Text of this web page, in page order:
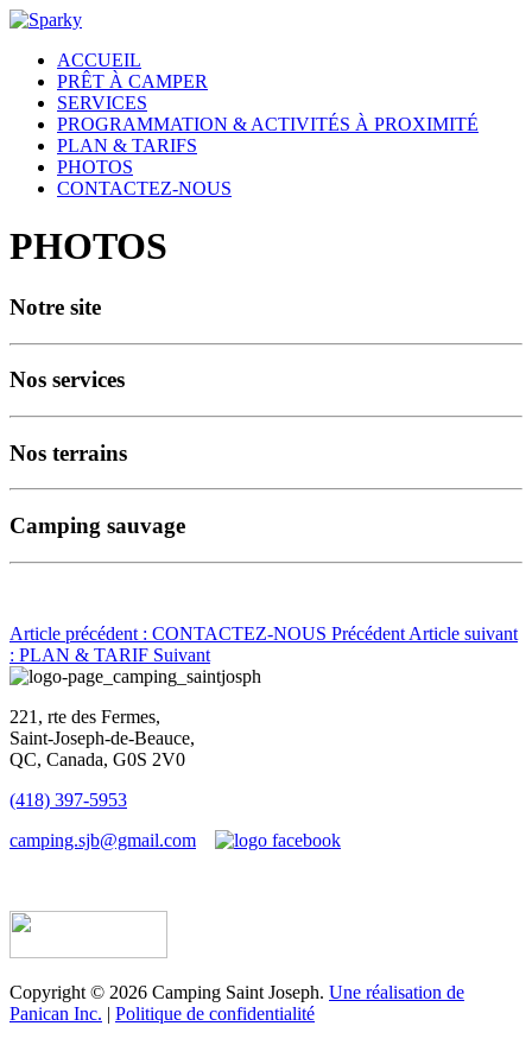
ACCUEIL
PRÊT À CAMPER
SERVICES
PROGRAMMATION & ACTIVITÉS À PROXIMITÉ
PLAN & TARIFS
PHOTOS
CONTACTEZ-NOUS
PHOTOS
Notre site
Nos services
Nos terrains
Camping sauvage
Article précédent : CONTACTEZ-NOUS Précédent Article suivant
: PLAN & TARIF Suivant
221, rte des Fermes,
Saint-Joseph-de-Beauce,
QC, Canada, G0S 2V0
(418) 397-5953
camping.sjb@gmail.com
Copyright © 2026 Camping Saint Joseph. Une réalisation de
Panican Inc. | Politique de confidentialité